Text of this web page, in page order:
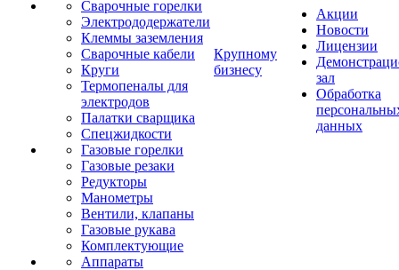
Сварочные горелки
Электрододержатели
Клеммы заземления
Сварочные кабели
Круги
Термопеналы для
электродов
Палатки сварщика
Спецжидкости
Газовые горелки
Газовые резаки
Редукторы
Манометры
Вентили, клапаны
Газовые рукава
Комплектующие
Аппараты
Крупному
бизнесу
Акции
Новости
Лицензии
зал
Обработка
данных